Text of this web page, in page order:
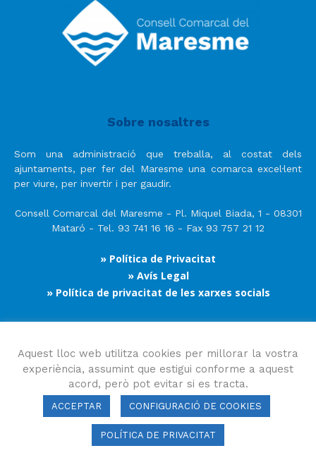
Sobre nosaltres
Som una administració que treballa, al costat dels
ajuntaments, per fer del Maresme una comarca excel·lent
per viure, per invertir i per gaudir.
Consell Comarcal del Maresme - Pl. Miquel Biada, 1 - 08301
Mataró - Tel. 93 741 16 16 - Fax 93 757 21 12
» Política de Privacitat
» Avís Legal
» Política de privacitat de les xarxes socials
Segueix-nos
Consell Comarcal del Maresme 2023 Copyright © Tots els drets
Aquest lloc web utilitza cookies per millorar la vostra
experiència, assumint que estigui conforme a aquest
acord, però pot evitar si es tracta.
ACCEPTAR CONFIGURACIÓ DE COOKIES
POLÍTICA DE PRIVACITAT